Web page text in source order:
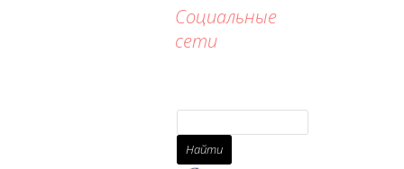
Социальные
сети